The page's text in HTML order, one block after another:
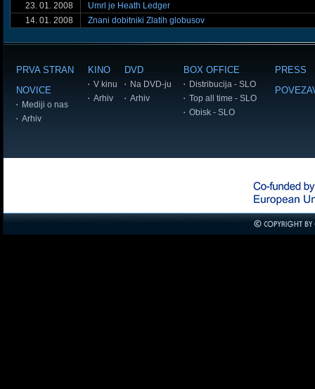
23. 01. 2008
Umrl je Heath Ledger
14. 01. 2008
Znani dobitniki Zlatih globusov
PRVA STRAN
NOVICE
Mediji o nas
Arhiv
KINO
V kinu
Arhiv
DVD
Na DVD-ju
Arhiv
BOX OFFICE
Distribucija - SLO
Top all time - SLO
Obisk - SLO
PRESS